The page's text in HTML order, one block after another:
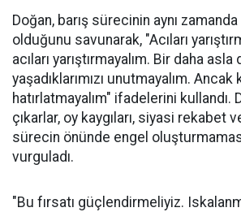
Doğan, barış sürecinin aynı
olduğunu savunarak, "Acıları
acıları yarıştırmayalım. Bir daha
yaşadıklarımızı unutmayalım. Ancak
hatırlatmayalım" ifadelerini kullandı.
çıkarlar, oy kaygıları, siyasi rekabet
sürecin önünde engel
vurguladı.
"Bu fırsatı güçlendirmeliyiz.